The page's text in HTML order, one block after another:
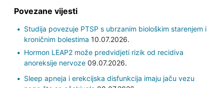
Povezane vijesti
Studija povezuje PTSP s ubrzanim biološkim starenjem i
kroničnim bolestima 10.07.2026.
Hormon LEAP2 može predvidjeti rizik od recidiva
anoreksije nervoze09.07.2026.
Sleep apneja i erekcijska disfunkcija imaju jaču vezu